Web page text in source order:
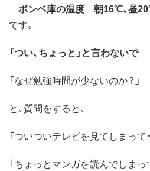
ボンベ庫の温度 朝16℃、昼
です。
「つい、ちょっと」と言わないで
「なぜ勉強時間が少ないのか？」
と、質問をすると、
「ついついテレビを見てしまって・
「ちょっとマンガを読んでしまって